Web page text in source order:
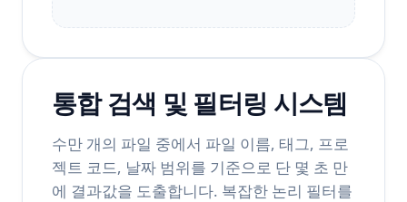
통합 검색 및 필터링 시스템
수만 개의 파일 중에서 파일 이름, 태그, 프로
젝트 코드, 날짜 범위를 기준으로 단 몇 초 만
에 결과값을 도출합니다. 복잡한 논리 필터를